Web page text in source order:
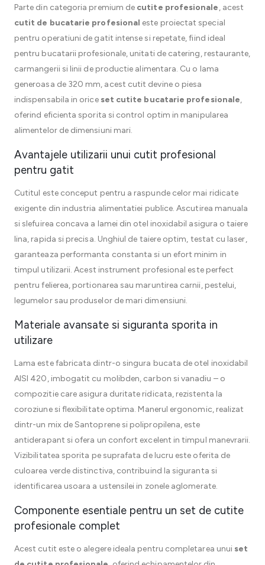
Parte din categoria premium de cutite profesionale, acest
cutit de bucatarie profesional este proiectat special
pentru operatiuni de gatit intense si repetate, fiind ideal
pentru bucatarii profesionale, unitati de catering, restaurante,
carmangerii si linii de productie alimentara. Cu o lama
generoasa de 320 mm, acest cutit devine o piesa
indispensabila in orice set cutite bucatarie profesionale,
oferind eficienta sporita si control optim in manipularea
alimentelor de dimensiuni mari.
Avantajele utilizarii unui cutit profesional
pentru gatit
Cutitul este conceput pentru a raspunde celor mai ridicate
exigente din industria alimentatiei publice. Ascutirea manuala
si slefuirea concava a lamei din otel inoxidabil asigura o taiere
lina, rapida si precisa. Unghiul de taiere optim, testat cu laser,
garanteaza performanta constanta si un efort minim in
timpul utilizarii. Acest instrument profesional este perfect
pentru felierea, portionarea sau maruntirea carnii, pestelui,
legumelor sau produselor de mari dimensiuni.
Materiale avansate si siguranta sporita in
utilizare
Lama este fabricata dintr-o singura bucata de otel inoxidabil
AISI 420, imbogatit cu molibden, carbon si vanadiu – o
compozitie care asigura duritate ridicata, rezistenta la
coroziune si flexibilitate optima. Manerul ergonomic, realizat
dintr-un mix de Santoprene si polipropilena, este
antiderapant si ofera un confort excelent in timpul manevrarii.
Vizibilitatea sporita pe suprafata de lucru este oferita de
culoarea verde distinctiva, contribuind la siguranta si
identificarea usoara a ustensilei in zonele aglomerate.
Componente esentiale pentru un set de cutite
profesionale complet
Acest cutit este o alegere ideala pentru completarea unui set